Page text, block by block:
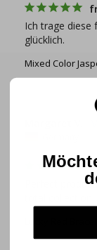
Ich trage diese
glücklich.
Mixed Color
Perfect